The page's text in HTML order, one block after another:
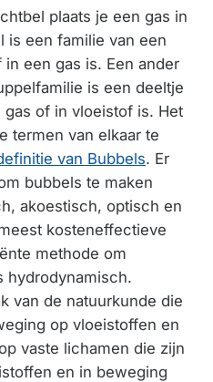
plaats je een gas in
is een familie van een
een gas is. Een ander
is een deeltje
of in vloeistof is. Het
termen van elkaar te
van Bubbels. Er
bubbels te maken
akoestisch, optisch en
kosteneffectieve
methode om
hydrodynamisch.
van de natuurkunde die
op vloeistoffen en
vaste lichamen die zijn
en in beweging